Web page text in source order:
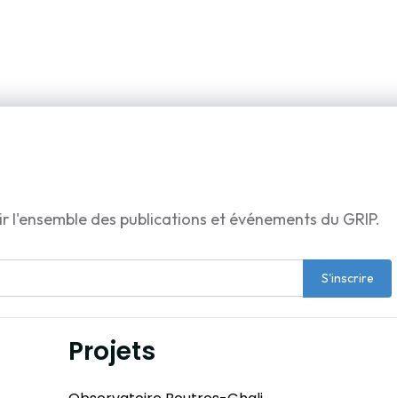
des publications et événements du GRIP.
S'inscrire
Projets